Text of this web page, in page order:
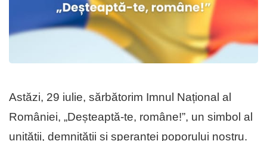
Astăzi, 29 iulie, sărbătorim Imnul Național al
României, „Deșteaptă-te, române!”, un simbol al
unității, demnității și speranței poporului nostru.